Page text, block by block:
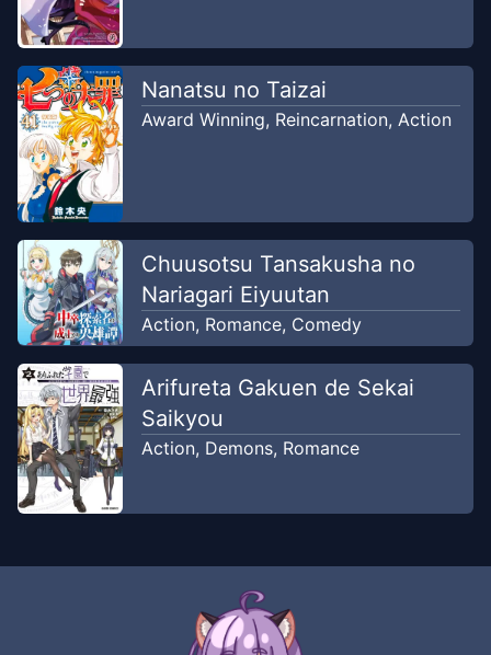
Chapter7
RRScans
Chapter6.5
RRScans
Apr 19, 2025
Chapter6
RRScans
Chapter5
RRScans
Chapter
4.2
RRScans
Apr 12, 2025
Chapter4.1 -Emas, Rumah &
Madu (1)
Team Zanmai
Nanatsu no Taizai
Award Winning, Reincarnation, Action
Chuusotsu Tansakusha no
Nariagari Eiyuutan
Action, Romance, Comedy
Arifureta Gakuen de Sekai
Saikyou
Action, Demons, Romance